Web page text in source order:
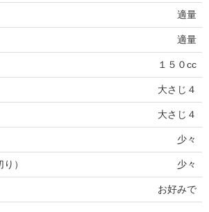
適量
適量
１５０cc
大さじ４
大さじ４
少々
） 少々
お好みで